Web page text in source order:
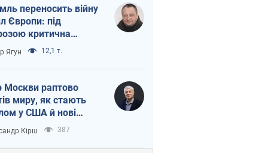
переносить війну
Європи: під
критична
Ягун 12,1 т.
Москви раптово
миру, як стають
у США й нові
топ-рейтинги
Кірш 387